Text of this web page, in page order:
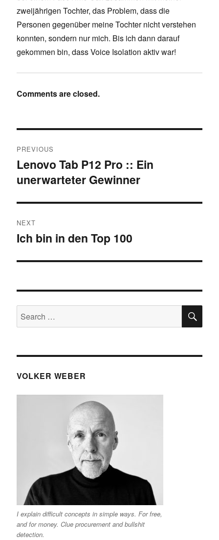
zweijährigen Tochter, das Problem, dass die
Personen gegenüber meine Tochter nicht verstehen
konnten, sondern nur mich. Bis ich dann darauf
gekommen bin, dass Voice Isolation aktiv war!
Comments are closed.
navigation
PREVIOUS
Previous
post:
Lenovo Tab P12 Pro :: Ein
unerwarteter Gewinner
NEXT
Next
Ich bin in den Top 100
Search
for:
VOLKER WEBER
I explain difficult concepts in simple ways. For free,
and for money. Clue procurement and bullshit
detection.